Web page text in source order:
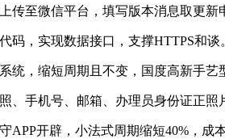
至微信平台，填写版本消息取更新
，实现数据接口，支撑HTTPS和谈
，缩短周期且不变，国度高新手艺
手机号、邮箱、办理员身份证正照
开辟，小法式周期缩短40%，成